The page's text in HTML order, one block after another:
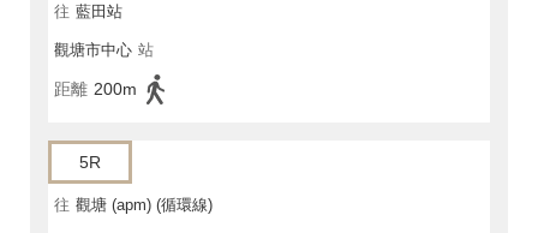
往 藍田站
觀塘市中心 站
距離 200m
5R
往 觀塘 (apm) (循環線)